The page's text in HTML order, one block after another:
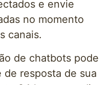
e envie
no momento
canais.
de chatbots pode
de resposta de sua